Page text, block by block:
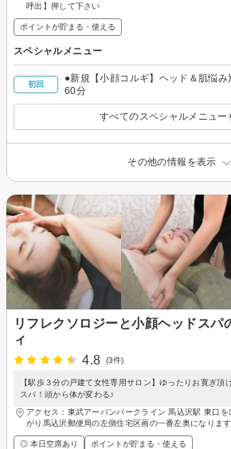
呼出】押して下さい
ポイントが貯まる・使える
スペシャルメニュー
初回
●新規【小顔コルギ】ヘッド＆肌悩み
60分
すべてのスペシャルメニュー
その他の情報を表示
リフレクソロジーと小顔ヘッドスパ
ィ
4.8
(3件)
【駅歩３分の戸建て女性専用サロン】ゆったりお寛ぎ頂
スパ！頭から体が変わる♪
アクセス：東武アーバンパークライン 馬込沢駅 東口
がり馬込沢郵便局の左側住宅区画の一番左奥になりま
◎ 本日空席あり ポイントが貯まる・使える